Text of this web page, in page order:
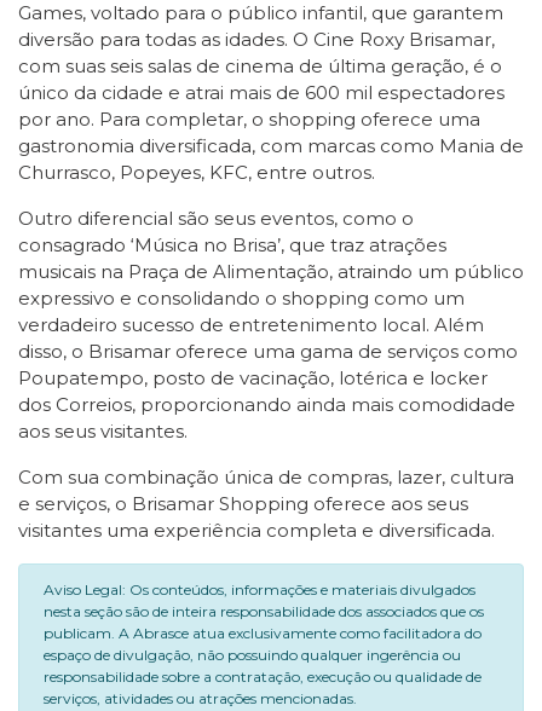
Games, voltado para o público infantil, que garantem
diversão para todas as idades. O Cine Roxy Brisamar,
com suas seis salas de cinema de última geração, é o
único da cidade e atrai mais de 600 mil espectadores
por ano. Para completar, o shopping oferece uma
gastronomia diversificada, com marcas como Mania de
Churrasco, Popeyes, KFC, entre outros.
Outro diferencial são seus eventos, como o
consagrado ‘Música no Brisa’, que traz atrações
musicais na Praça de Alimentação, atraindo um público
expressivo e consolidando o shopping como um
verdadeiro sucesso de entretenimento local. Além
disso, o Brisamar oferece uma gama de serviços como
Poupatempo, posto de vacinação, lotérica e locker
dos Correios, proporcionando ainda mais comodidade
aos seus visitantes.
Com sua combinação única de compras, lazer, cultura
e serviços, o Brisamar Shopping oferece aos seus
visitantes uma experiência completa e diversificada.
Aviso Legal: Os conteúdos, informações e materiais divulgados
nesta seção são de inteira responsabilidade dos associados que os
publicam. A Abrasce atua exclusivamente como facilitadora do
espaço de divulgação, não possuindo qualquer ingerência ou
responsabilidade sobre a contratação, execução ou qualidade de
serviços, atividades ou atrações mencionadas.